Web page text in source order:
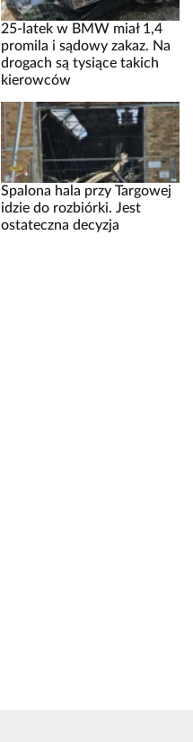
25-latek w BMW miał 1,4
promila i sądowy zakaz. Na
drogach są tysiące takich
kierowców
Spalona hala przy Targowej
idzie do rozbiórki. Jest
ostateczna decyzja